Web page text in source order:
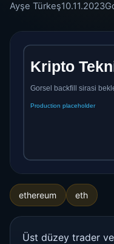
Ayşe Türkeş10.11.2023
ethereum eth
Üst düzey trader